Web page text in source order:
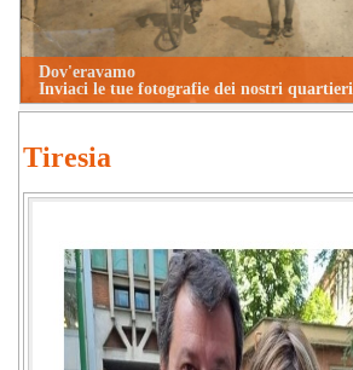
Dov'eravamo
Inviaci le tue fotografie dei nostri quartieri
Tiresia